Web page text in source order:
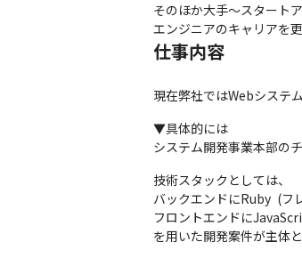
そのほか大手〜スタート
エンジニアのキャリアを
仕事内容
現在弊社ではWebシステ
▼具体的には
システム開発事業本部の
技術スタックとしては、
バックエンドにRuby (フ
フロントエンドに
を用いた開発案件が主体と